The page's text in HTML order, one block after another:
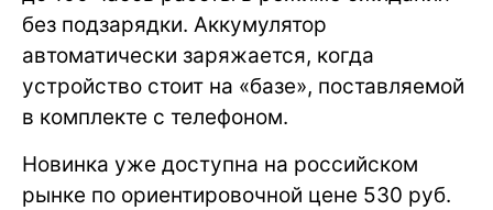
без подзарядки. Аккумулятор
автоматически заряжается, когда
устройство стоит на «базе», поставляемой
в комплекте с телефоном.
Новинка уже доступна на российском
рынке по ориентировочной цене 530 руб.